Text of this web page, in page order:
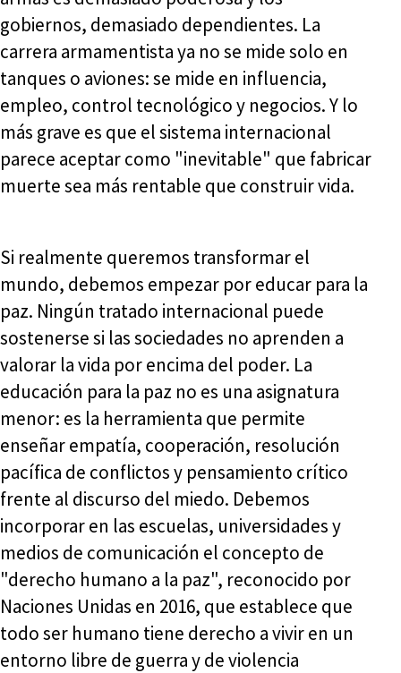
gobiernos, demasiado dependientes. La
carrera armamentista ya no se mide solo en
tanques o aviones: se mide en influencia,
empleo, control tecnológico y negocios. Y lo
más grave es que el sistema internacional
parece aceptar como "inevitable" que fabricar
muerte sea más rentable que construir vida.
Si realmente queremos transformar el
mundo, debemos empezar por educar para la
paz. Ningún tratado internacional puede
sostenerse si las sociedades no aprenden a
valorar la vida por encima del poder. La
educación para la paz no es una asignatura
menor: es la herramienta que permite
enseñar empatía, cooperación, resolución
pacífica de conflictos y pensamiento crítico
frente al discurso del miedo. Debemos
incorporar en las escuelas, universidades y
medios de comunicación el concepto de
"derecho humano a la paz", reconocido por
Naciones Unidas en 2016, que establece que
todo ser humano tiene derecho a vivir en un
entorno libre de guerra y de violencia